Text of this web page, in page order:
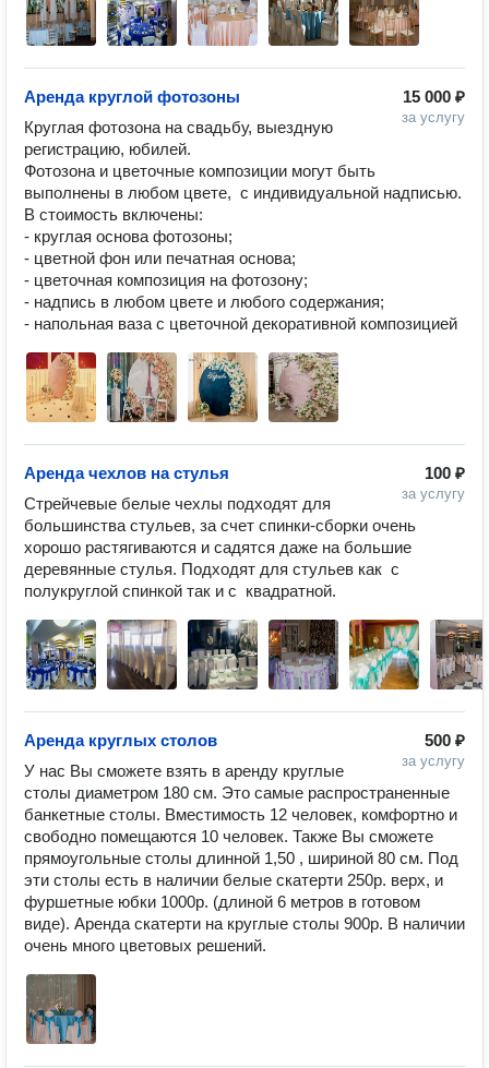
15 000 ₽
за услугу
Аренда круглой фотозоны
Круглая фотозона на свадьбу, выездную
регистрацию, юбилей.
Фотозона и цветочные композиции могут быть
выполнены в любом цвете,  с индивидуальной надписью.
В стоимость включены:
- круглая основа фотозоны;
- цветной фон или печатная основа;
- цветочная композиция на фотозону;
- надпись в любом цвете и любого содержания;
- напольная ваза с цветочной декоративной композицией
100 ₽
за услугу
Аренда чехлов на стулья
Стрейчевые белые чехлы подходят для
большинства стульев, за счет спинки-сборки очень
хорошо растягиваются и садятся даже на большие
деревянные стулья. Подходят для стульев как  с
полукруглой спинкой так и с  квадратной.
500 ₽
за услугу
Аренда круглых столов
У нас Вы сможете взять в аренду круглые
столы диаметром 180 см. Это самые распространенные
банкетные столы. Вместимость 12 человек, комфортно и
свободно помещаются 10 человек. Также Вы сможете
прямоугольные столы длинной 1,50 , шириной 80 см. Под
эти столы есть в наличии белые скатерти 250р. верх, и
фуршетные юбки 1000р. (длиной 6 метров в готовом
виде). Аренда скатерти на круглые столы 900р. В наличии
очень много цветовых решений.